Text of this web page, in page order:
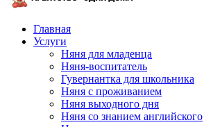
Главная
Услуги
Няня для младенца
Няня-воспитатель
Гувернантка для школьника
Няня с проживанием
Няня выходного дня
Няня со знанием английского